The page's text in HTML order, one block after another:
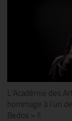
L’Académie des
hommage à l’un
Bedos » !!